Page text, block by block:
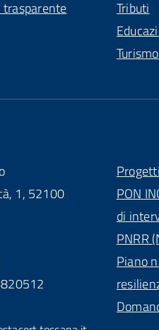
Tributi
Turismo
1, 52100
PON
di
PNRR
Piano